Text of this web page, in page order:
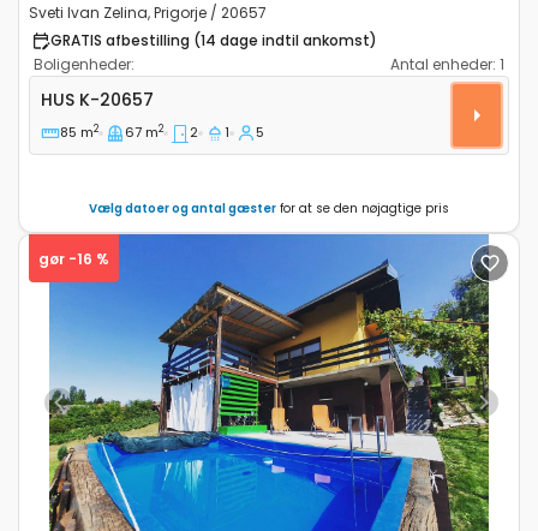
Sveti Ivan Zelina, Prigorje / 20657
GRATIS afbestilling (14 dage indtil ankomst)
Boligenheder:
Antal enheder: 1
Toværelses hus Sveti Ivan Zelina, Prigorje K-20657
HUS K-20657
85 m2 67 m2 2 1 5
Vælg datoer og antal gæster for at se den nøjagtige pris
Previous Next
gør -16 %